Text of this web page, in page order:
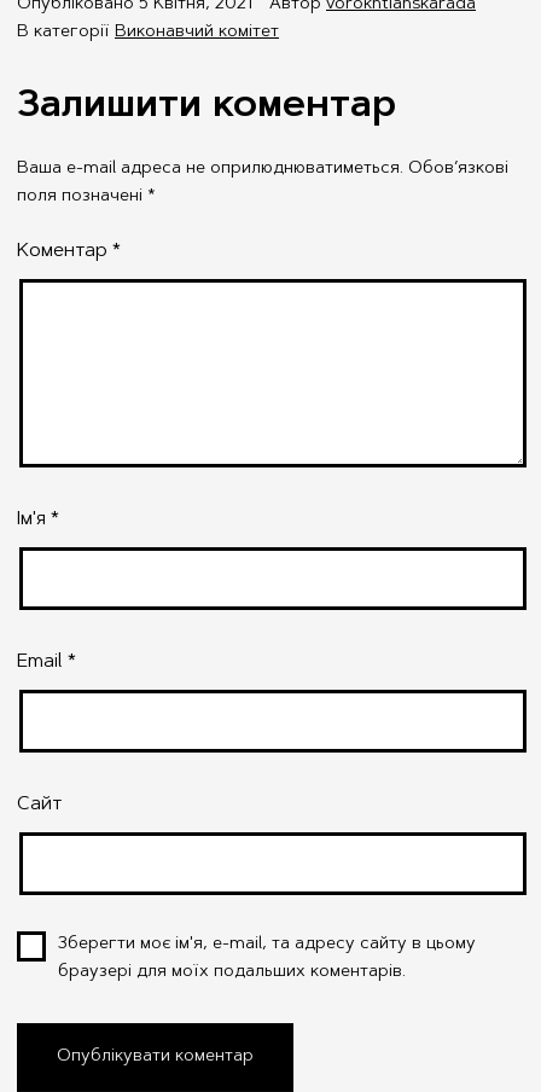
Опубліковано 5 Квітня, 2021 Автор vorokhtianskarada
В категорії Виконавчий комітет
Залишити коментар
Ваша e-mail адреса не оприлюднюватиметься. Обов’язкові
поля позначені *
Коментар *
Ім'я *
Email *
Сайт
Зберегти моє ім'я, e-mail, та адресу сайту в цьому
браузері для моїх подальших коментарів.